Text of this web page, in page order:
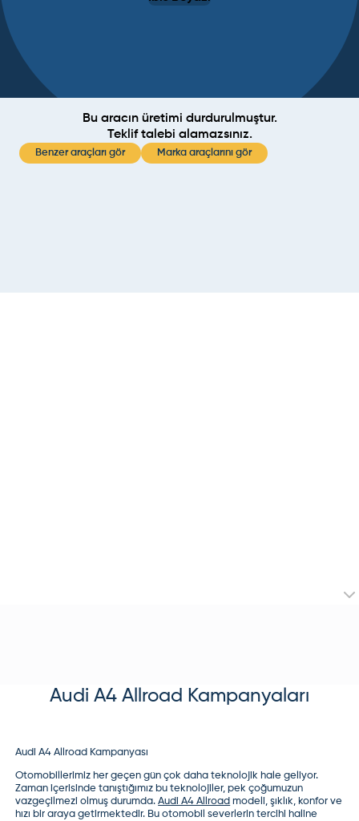
Bu aracın üretimi durdurulmuştur.
Teklif talebi alamazsınız.
Benzer araçları gör Marka araçlarını gör
Audi A4 Allroad Kampanyaları
Audi A4 Allroad Kampanyası
Otomobillerimiz her geçen gün çok daha teknolojik hale geliyor.
Zaman içerisinde tanıştığımız bu teknolojiler, pek çoğumuzun
vazgeçilmezi olmuş durumda.Audi A4 Allroad modeli, şıklık, konfor ve
hızı bir araya getirmektedir. Bu otomobil severlerin tercihi haline